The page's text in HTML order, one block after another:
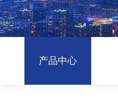
产品中心